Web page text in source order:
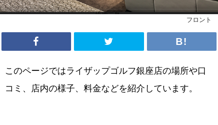
フロント
このページではライザップゴルフ銀座店の場所や口
コミ、店内の様子、料金などを紹介しています。